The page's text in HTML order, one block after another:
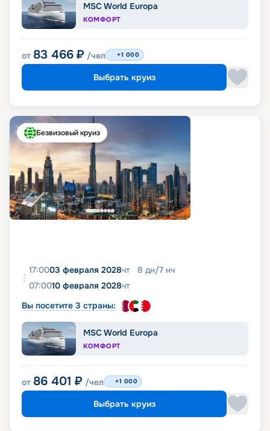
MSC World Europa
КОМФОРТ
от 83 466 ₽ /чел +1 000
Выбрать круиз
Безвизовый круиз
17:0003 февраля 2028чт 8 дн/7 нч
07:0010 февраля 2028чт
Вы посетите 3 страны:
MSC World Europa
КОМФОРТ
от 86 401 ₽ /чел +1 000
Выбрать круиз